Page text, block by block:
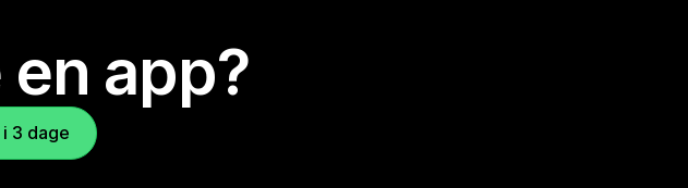
app?
3 dage